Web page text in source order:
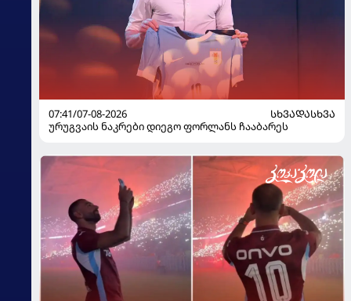
07:41/07-08-2026
ᲡᲮᲕᲐᲓᲐᲡᲮᲕᲐ
ურუგვაის ნაკრები დიეგო ფორლანს ჩააბარეს